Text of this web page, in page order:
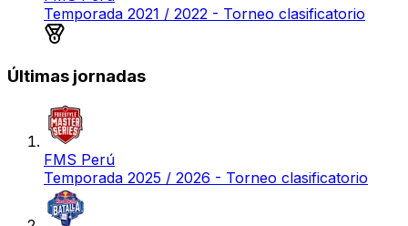
Temporada 2021 / 2022 - Torneo clasificatorio
Últimas jornadas
FMS Perú
Temporada 2025 / 2026 - Torneo clasificatorio